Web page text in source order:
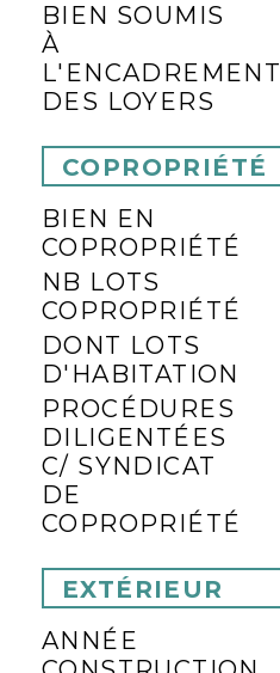
BIEN SOUMIS
À
L'ENCADREMENT
DES LOYERS
COPROPRIÉTÉ
BIEN EN
COPROPRIÉTÉ
NB LOTS
COPROPRIÉTÉ
DONT LOTS
D'HABITATION
PROCÉDURES
DILIGENTÉES
C/ SYNDICAT
DE
COPROPRIÉTÉ
EXTÉRIEUR
ANNÉE